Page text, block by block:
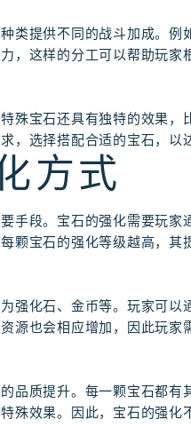
类提供不同的战斗加成。例
，这样的分工可以帮助玩家
殊宝石还具有独特的效果，
，选择搭配合适的宝石，以
方式
手段。宝石的强化需要玩家
颗宝石的强化等级越高，其
强化石、金币等。玩家可以
源也会相应增加，因此玩家
品质提升。每一颗宝石都有
殊效果。因此，宝石的强化